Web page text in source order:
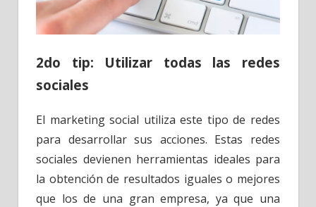
2do tip: Utilizar todas las redes
sociales
El marketing social utiliza este tipo de redes
para desarrollar sus acciones. Estas redes
sociales devienen herramientas ideales para
la obtención de resultados iguales o mejores
que los de una gran empresa, ya que una